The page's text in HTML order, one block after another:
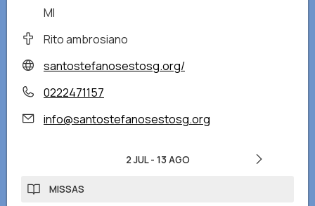
MI
Rito ambrosiano
santostefanosestosg.org/
0222471157
info@santostefanosestosg.org
2 JUL- 13 AGO
MISSAS